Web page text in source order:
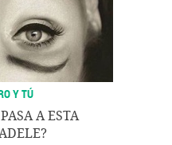
Y TÚ
A ESTA